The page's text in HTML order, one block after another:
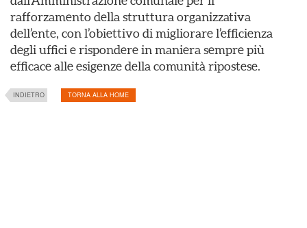
rafforzamento della struttura organizzativa
dell’ente, con l’obiettivo di migliorare l’efficienza
degli uffici e rispondere in maniera sempre più
efficace alle esigenze della comunità ripostese.
INDIETRO TORNA ALLA HOME